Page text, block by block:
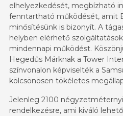
elhelyezkedését, megbízható
fenntartható működését, amit
minősítésünk is bizonyít. A
helyben elérhető
mindennapi működést.
Hegedűs Márknak a Tower
színvonalon képviselték a
kölcsönösen tökéletes
Jelenleg 2100
rendelkezésre, ami kiváló